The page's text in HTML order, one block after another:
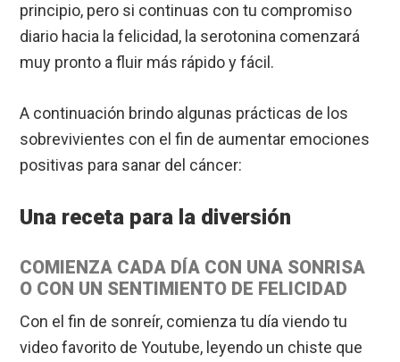
principio, pero si continuas con tu compromiso
diario hacia la felicidad, la serotonina comenzará
muy pronto a fluir más rápido y fácil.
A continuación brindo algunas prácticas de los
sobrevivientes con el fin de aumentar emociones
positivas para sanar del cáncer:
Una receta para la diversión
COMIENZA CADA DÍA CON UNA SONRISA
O CON UN SENTIMIENTO DE FELICIDAD
Con el fin de sonreír, comienza tu día viendo tu
video favorito de Youtube, leyendo un chiste que